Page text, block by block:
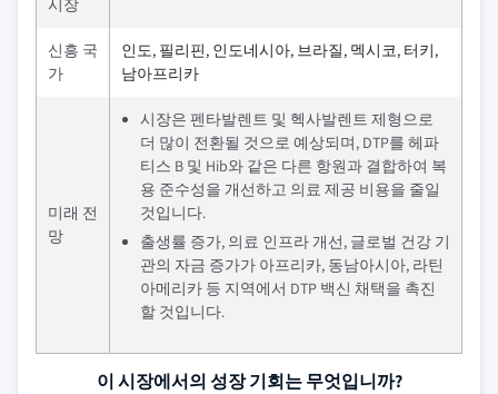
시장
신흥 국
가
인도, 필리핀, 인도네시아, 브라질, 멕시코, 터키,
남아프리카
미래 전
망
시장은 펜타발렌트 및 헥사발렌트 제형으로
더 많이 전환될 것으로 예상되며, DTP를 헤파
티스 B 및 Hib와 같은 다른 항원과 결합하여 복
용 준수성을 개선하고 의료 제공 비용을 줄일
것입니다.
출생률 증가, 의료 인프라 개선, 글로벌 건강 기
관의 자금 증가가 아프리카, 동남아시아, 라틴
아메리카 등 지역에서 DTP 백신 채택을 촉진
할 것입니다.
이 시장에서의 성장 기회는 무엇입니까?